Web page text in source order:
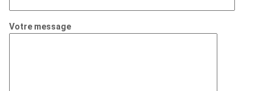
Votre message